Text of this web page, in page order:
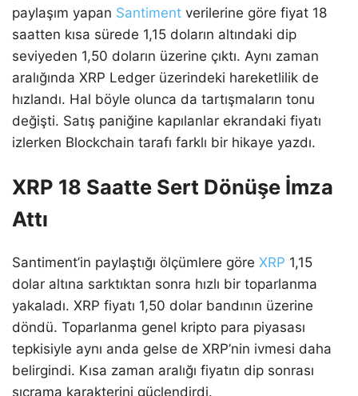
paylaşım yapan Santiment verilerine göre fiyat 18
saatten kısa sürede 1,15 doların altındaki dip
seviyeden 1,50 doların üzerine çıktı. Aynı zaman
aralığında XRP Ledger üzerindeki hareketlilik de
hızlandı. Hal böyle olunca da tartışmaların tonu
değişti. Satış paniğine kapılanlar ekrandaki fiyatı
izlerken Blockchain tarafı farklı bir hikaye yazdı.
XRP 18 Saatte Sert Dönüşe İmza
Attı
Santiment’in paylaştığı ölçümlere göre XRP 1,15
dolar altına sarktıktan sonra hızlı bir toparlanma
yakaladı. XRP fiyatı 1,50 dolar bandının üzerine
döndü. Toparlanma genel kripto para piyasası
tepkisiyle aynı anda gelse de XRP’nin ivmesi daha
belirgindi. Kısa zaman aralığı fiyatın dip sonrası
sıçrama karakterini güçlendirdi.